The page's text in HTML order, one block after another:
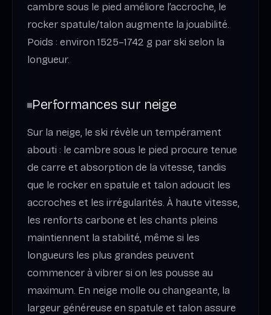
cambre sous le pied améliore l’accroche, le
rocker spatule/talon augmente la jouabilité.
Poids : environ 1525–1742 g par ski selon la
longueur.
Performances sur neige
Sur la neige, le ski révèle un tempérament
abouti : le cambre sous le pied procure tenue
de carre et absorption de la vitesse, tandis
que le rocker en spatule et talon adoucit les
accroches et les irrégularités. À haute vitesse,
les renforts carbone et les chants pleins
maintiennent la stabilité, même si les
longueurs les plus grandes peuvent
commencer à vibrer si on les pousse au
maximum. En neige molle ou changeante, la
largeur généreuse en spatule et talon assure